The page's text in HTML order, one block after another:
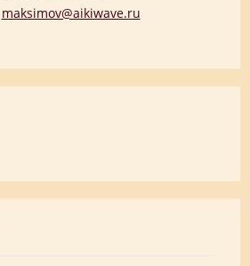
maksimov@aikiwave.ru